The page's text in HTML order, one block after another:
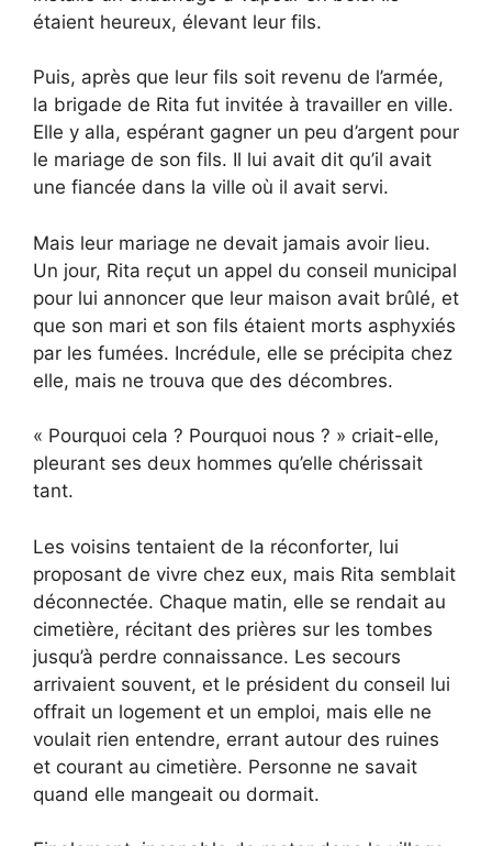
étaient heureux, élevant leur fils.
Puis, après que leur fils soit revenu de l’armée,
la brigade de Rita fut invitée à travailler en ville.
Elle y alla, espérant gagner un peu d’argent pour
le mariage de son fils. Il lui avait dit qu’il avait
une fiancée dans la ville où il avait servi.
Mais leur mariage ne devait jamais avoir lieu.
Un jour, Rita reçut un appel du conseil municipal
pour lui annoncer que leur maison avait brûlé, et
que son mari et son fils étaient morts asphyxiés
par les fumées. Incrédule, elle se précipita chez
elle, mais ne trouva que des décombres.
« Pourquoi cela ? Pourquoi nous ? » criait-elle,
pleurant ses deux hommes qu’elle chérissait
tant.
Les voisins tentaient de la réconforter, lui
proposant de vivre chez eux, mais Rita semblait
déconnectée. Chaque matin, elle se rendait au
cimetière, récitant des prières sur les tombes
jusqu’à perdre connaissance. Les secours
arrivaient souvent, et le président du conseil lui
offrait un logement et un emploi, mais elle ne
voulait rien entendre, errant autour des ruines
et courant au cimetière. Personne ne savait
quand elle mangeait ou dormait.